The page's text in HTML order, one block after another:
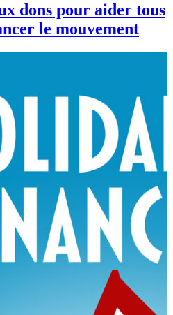
dons pour aider tous
le mouvement